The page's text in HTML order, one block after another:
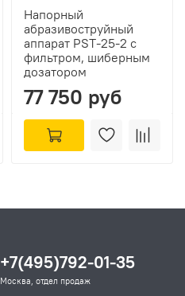
Напорный
абразивоструйный
аппарат PST-25-2 с
фильтром, шиберным
дозатором
77 750 руб
+7(495)792-01-35
Москва, отдел продаж